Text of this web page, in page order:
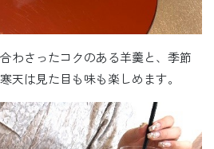
わさったコクのある羊羹と、季節
天は見た目も味も楽しめます。